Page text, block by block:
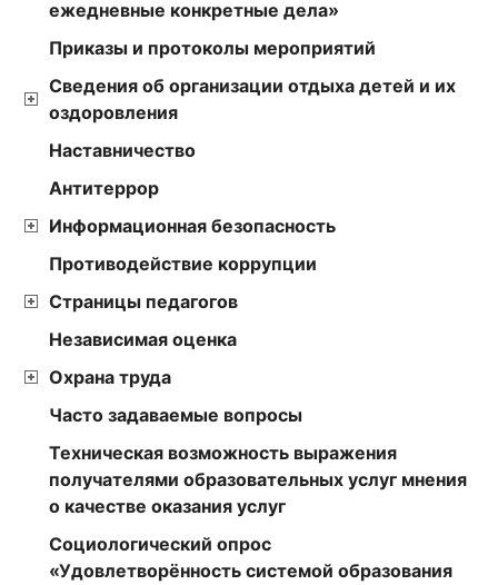
ежедневные конкретные дела»
Приказы и протоколы мероприятий
Сведения об организации отдыха детей и их
оздоровления
Наставничество
Антитеррор
Информационная безопасность
Противодействие коррупции
Страницы педагогов
Независимая оценка
Охрана труда
Часто задаваемые вопросы
Техническая возможность выражения
получателями образовательных услуг мнения
о качестве оказания услуг
Социологический опрос
«Удовлетворённость системой образования